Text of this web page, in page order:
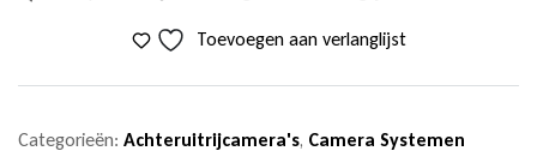
Toevoegen aan verlanglijst
Categorieën: Achteruitrijcamera's, Camera Systemen